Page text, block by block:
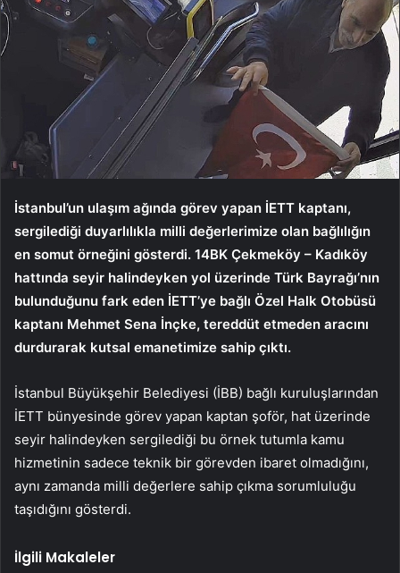
İstanbul’un ulaşım ağında görev yapan İETT kaptanı,
sergilediği duyarlılıkla milli değerlerimize olan bağlılığın
en somut örneğini gösterdi. 14BK Çekmeköy – Kadıköy
hattında seyir halindeyken yol üzerinde Türk Bayrağı’nın
bulunduğunu fark eden İETT’ye bağlı Özel Halk Otobüsü
kaptanı Mehmet Sena İnçke, tereddüt etmeden aracını
durdurarak kutsal emanetimize sahip çıktı.
İstanbul Büyükşehir Belediyesi (İBB) bağlı kuruluşlarından
İETT bünyesinde görev yapan kaptan şoför, hat üzerinde
seyir halindeyken sergilediği bu örnek tutumla kamu
hizmetinin sadece teknik bir görevden ibaret olmadığını,
aynı zamanda milli değerlere sahip çıkma sorumluluğu
taşıdığını gösterdi.
İlgili Makaleler